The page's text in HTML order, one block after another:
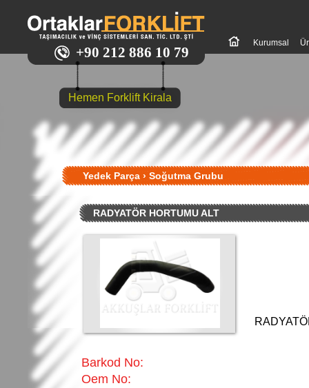
+90 212 886 10 79
Hemen Forklift Kirala
Kurumsal
Yedek Parça › Soğutma Grubu
RADYATÖR HORTUMU ALT
Barkod No:
Oem No: